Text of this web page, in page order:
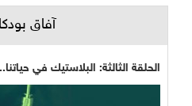
آفاق
الحلقة الثالثة: البلاستيك في